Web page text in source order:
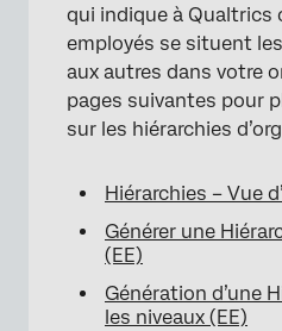
qui indique à Qualtrics
employés se situent
aux autres dans votre
pages suivantes pour
sur les hiérarchies
Hiérarchies – Vue
Générer une
(EE)
Génération d’une
les niveaux (EE)